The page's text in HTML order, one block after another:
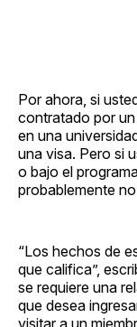
Por ahora, si
contratado por un
en una
una visa. Pero si
o bajo el
probablemente
“Los hechos de
que califica”,
se requiere una
que desea
visitar a un